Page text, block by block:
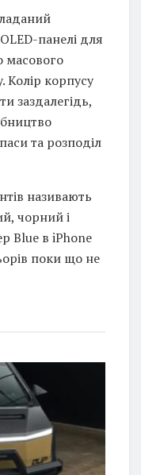
панелі для
масового
Колір корпусу
заздалегідь,
та розподіл
називають
чорний і
Blue в iPhone
поки що не